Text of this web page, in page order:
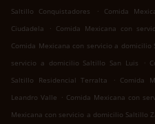
Saltillo Conquistadores
.
Comida
Ciudadela
. Comida Mexicana con
Comida Mexicana con servicio a domicilio
servicio a domicilio Saltillo San Luis
.
Saltillo Residencial Terralta
. Comida
Leandro Valle . Comida Mexicana con
Mexicana con servicio a domicilio Saltillo